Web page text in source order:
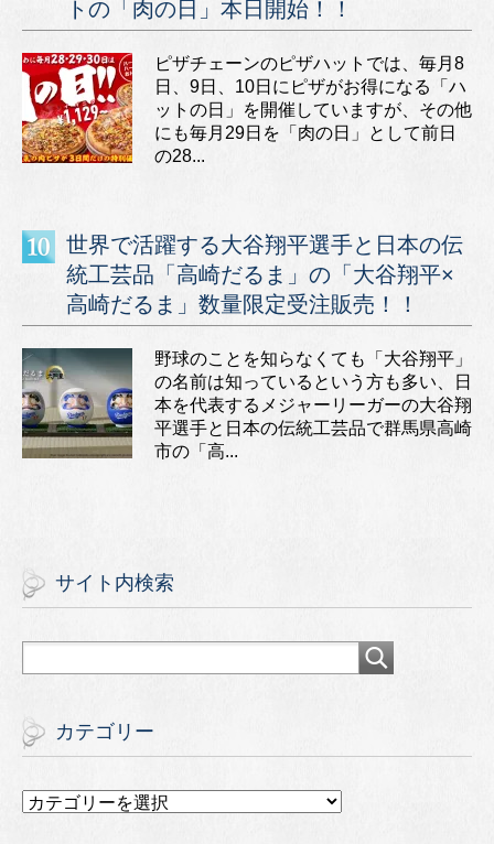
トの「肉の日」本日開始！！
ピザチェーンのピザハットでは、毎月8
日、9日、10日にピザがお得になる「ハ
ットの日」を開催していますが、その他
にも毎月29日を「肉の日」として前日
の28...
世界で活躍する大谷翔平選手と日本の伝
統工芸品「高崎だるま」の「大谷翔平×
高崎だるま」数量限定受注販売！！
野球のことを知らなくても「大谷翔平」
の名前は知っているという方も多い、日
本を代表するメジャーリーガーの大谷翔
平選手と日本の伝統工芸品で群馬県高崎
市の「高...
サイト内検索
カテゴリー
カ